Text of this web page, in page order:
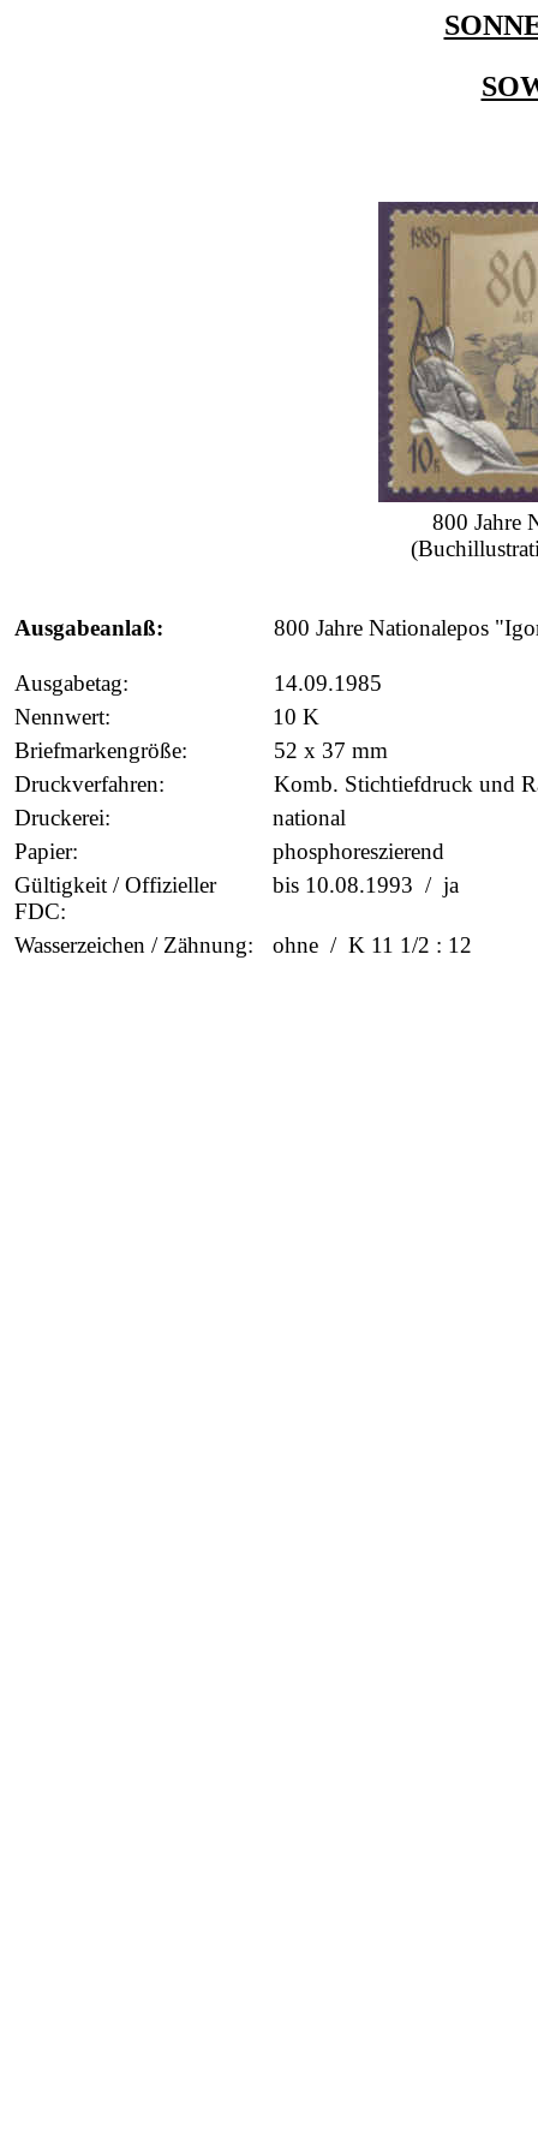
800 Jahre
Ausgabeanlaß: 800 Jahre Nationalepos
Ausgabetag:
14.09.1985
Nennwert:
10 K
Briefmarkengröße:
52 x 37 mm
Druckverfahren:
Komb. Stichtiefdruck und
Druckerei:
national
Papier:
phosphoreszierend
Gültigkeit / Offizieller
FDC:
bis 10.08.1993 / ja
Wasserzeichen / Zähnung: ohne / K 11 1/2 : 12